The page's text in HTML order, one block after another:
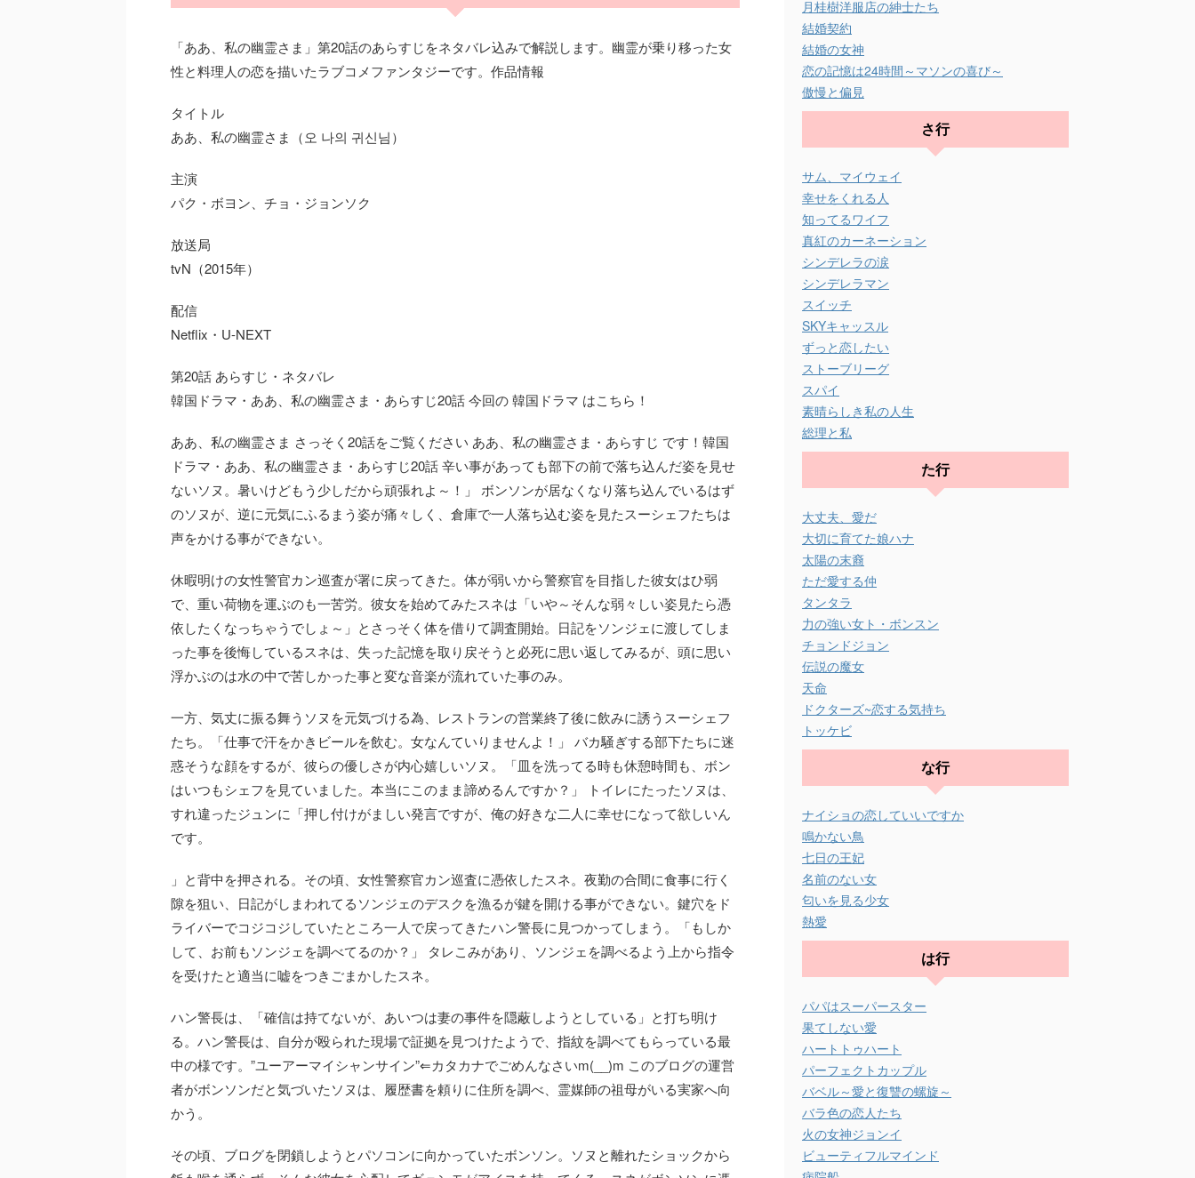
「ああ、私の幽霊さま」第20話のあらすじをネタバレ込みで解説します。幽霊が乗り移った女
性と料理人の恋を描いたラブコメファンタジーです。作品情報
タイトル
ああ、私の幽霊さま（오 나의 귀신님）
主演
パク・ボヨン、チョ・ジョンソク
放送局
tvN（2015年）
配信
Netflix・U-NEXT
第20話 あらすじ・ネタバレ
韓国ドラマ・ああ、私の幽霊さま・あらすじ20話 今回の 韓国ドラマ はこちら！
ああ、私の幽霊さま さっそく20話をご覧ください ああ、私の幽霊さま・あらすじ です！韓国
ドラマ・ああ、私の幽霊さま・あらすじ20話 辛い事があっても部下の前で落ち込んだ姿を見せ
ないソヌ。暑いけどもう少しだから頑張れよ～！」 ボンソンが居なくなり落ち込んでいるはず
のソヌが、逆に元気にふるまう姿が痛々しく、倉庫で一人落ち込む姿を見たスーシェフたちは
声をかける事ができない。
休暇明けの女性警官カン巡査が署に戻ってきた。体が弱いから警察官を目指した彼女はひ弱
で、重い荷物を運ぶのも一苦労。彼女を始めてみたスネは「いや～そんな弱々しい姿見たら憑
依したくなっちゃうでしょ～」とさっそく体を借りて調査開始。日記をソンジェに渡してしま
った事を後悔しているスネは、失った記憶を取り戻そうと必死に思い返してみるが、頭に思い
浮かぶのは水の中で苦しかった事と変な音楽が流れていた事のみ。
一方、気丈に振る舞うソヌを元気づける為、レストランの営業終了後に飲みに誘うスーシェフ
たち。「仕事で汗をかきビールを飲む。女なんていりませんよ！」 バカ騒ぎする部下たちに迷
惑そうな顔をするが、彼らの優しさが内心嬉しいソヌ。「皿を洗ってる時も休憩時間も、ボン
はいつもシェフを見ていました。本当にこのまま諦めるんですか？」 トイレにたったソヌは、
すれ違ったジュンに「押し付けがましい発言ですが、俺の好きな二人に幸せになって欲しいん
です。
」と背中を押される。その頃、女性警察官カン巡査に憑依したスネ。夜勤の合間に食事に行く
隙を狙い、日記がしまわれてるソンジェのデスクを漁るが鍵を開ける事ができない。鍵穴をド
ライバーでコジコジしていたところ一人で戻ってきたハン警長に見つかってしまう。「もしか
して、お前もソンジェを調べてるのか？」 タレこみがあり、ソンジェを調べるよう上から指令
を受けたと適当に嘘をつきごまかしたスネ。
ハン警長は、「確信は持てないが、あいつは妻の事件を隠蔽しようとしている」と打ち明け
る。ハン警長は、自分が殴られた現場で証拠を見つけたようで、指紋を調べてもらっている最
中の様です。”ユーアーマイシャンサイン”⇐カタカナでごめんなさいm(__)m このブログの運営
者がボンソンだと気づいたソヌは、履歴書を頼りに住所を調べ、霊媒師の祖母がいる実家へ向
かう。
その頃、ブログを閉鎖しようとパソコンに向かっていたボンソン。ソヌと離れたショックから
月桂樹洋服店の紳士たち
結婚契約
結婚の女神
恋の記憶は24時間～マソンの喜び～
傲慢と偏見
さ行
サム、マイウェイ
幸せをくれる人
知ってるワイフ
真紅のカーネーション
シンデレラの涙
シンデレラマン
スイッチ
SKYキャッスル
ずっと恋したい
ストーブリーグ
スパイ
素晴らしき私の人生
総理と私
た行
大丈夫、愛だ
大切に育てた娘ハナ
太陽の末裔
ただ愛する仲
タンタラ
力の強い女ト・ボンスン
チョンドジョン
伝説の魔女
天命
ドクターズ~恋する気持ち
トッケビ
な行
ナイショの恋していいですか
鳴かない鳥
七日の王妃
名前のない女
匂いを見る少女
熱愛
は行
パパはスーパースター
果てしない愛
ハートトゥハート
パーフェクトカップル
バベル～愛と復讐の螺旋～
バラ色の恋人たち
火の女神ジョンイ
ビューティフルマインド